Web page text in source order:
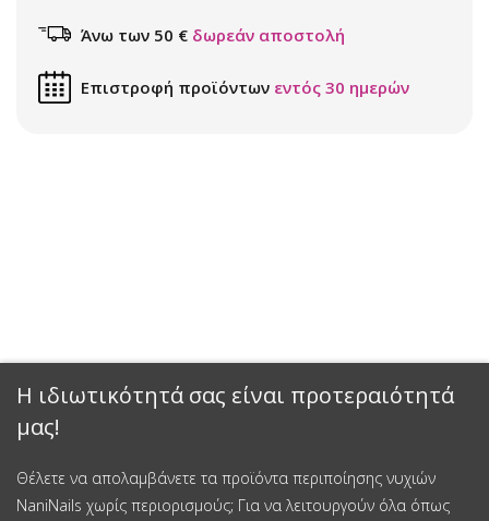
Η ιδιωτικότητά σας είναι προτεραιότητά
μας!
Θέλετε να απολαμβάνετε τα προϊόντα περιποίησης νυχιών
NaniNails χωρίς περιορισμούς; Για να λειτουργούν όλα όπως
Άνω των 50 € δωρεάν αποστολή
Επιστροφή προϊόντων εντός 30 ημερών